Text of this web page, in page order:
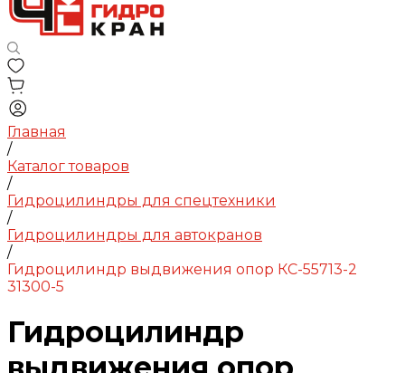
Главная
/
Каталог товаров
/
Гидроцилиндры для спецтехники
/
Гидроцилиндры для автокранов
/
Гидроцилиндр выдвижения опор КС-55713-2
31300-5
Гидроцилиндр